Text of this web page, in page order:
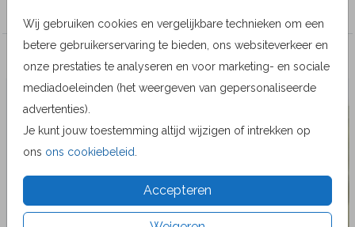
Wij gebruiken cookies en vergelijkbare technieken om een
betere gebruikerservaring te bieden, ons websiteverkeer en
onze prestaties te analyseren en voor marketing- en sociale
mediadoeleinden (het weergeven van gepersonaliseerde
advertenties).
Je kunt jouw toestemming altijd wijzigen of intrekken op
ons ons cookiebeleid
Accepteren
Veel gekozen producten